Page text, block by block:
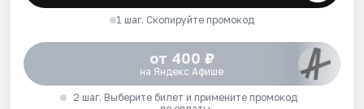
1 шаг. Скопируйте промокод
от 400 ₽
на Яндекс Афише
2 шаг. Выберите билет и примените промокод